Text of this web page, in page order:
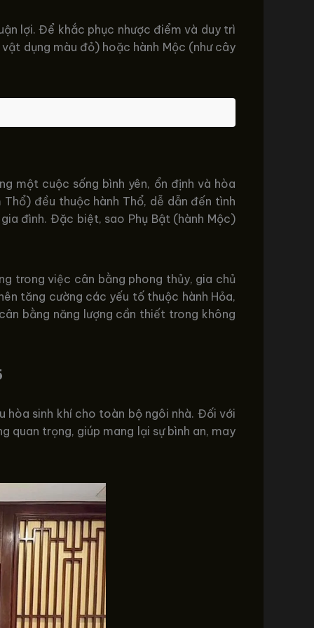
lợi. Để khắc phục nhược điểm và duy trì
dụng màu đỏ) hoặc hành Mộc (như cây
một cuộc sống bình yên, ổn định và hòa
đều thuộc hành Thổ, dễ dẫn đến tình
đình. Đặc biệt, sao Phụ Bật (hành Mộc)
trong việc cân bằng phong thủy, gia chủ
tăng cường các yếu tố thuộc hành Hỏa,
bằng năng lượng cần thiết trong không
sinh khí cho toàn bộ ngôi nhà. Đối với
quan trọng, giúp mang lại sự bình an, may